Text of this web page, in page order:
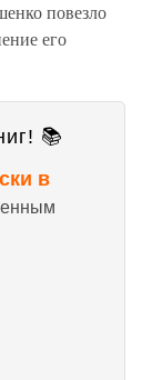
повезло
его
📚
в